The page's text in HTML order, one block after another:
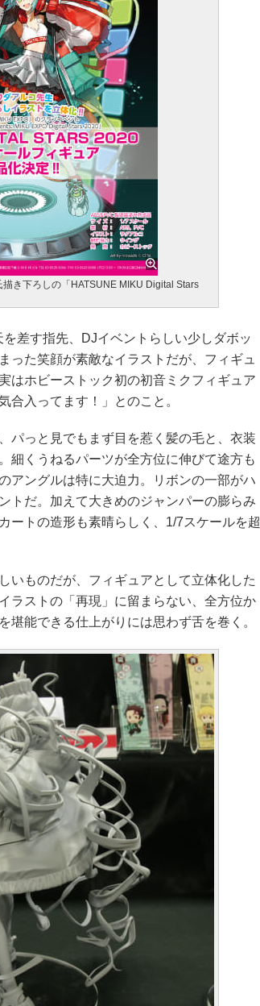
き下ろしの「HATSUNE MIKU Digital Stars
差す指先、DJイベントらしい少しダボッ
った笑顔が素敵なイラストだが、フィギュ
はホビーストック初の初音ミクフィギュア
合入ってます！」とのこと。
パっと見でもまず目を惹く髪の毛と、衣装
細くうねるパーツが全方位に伸びて途方も
アングルは特に大迫力。リボンの一部がハ
トだ。加えて大きめのジャンパーの膨らみ
ートの造形も素晴らしく、1/7スケールを超
ものだが、フィギュアとして立体化した
ラストの「再現」に留まらない、全方位か
堪能できる仕上がりには思わず舌を巻く。